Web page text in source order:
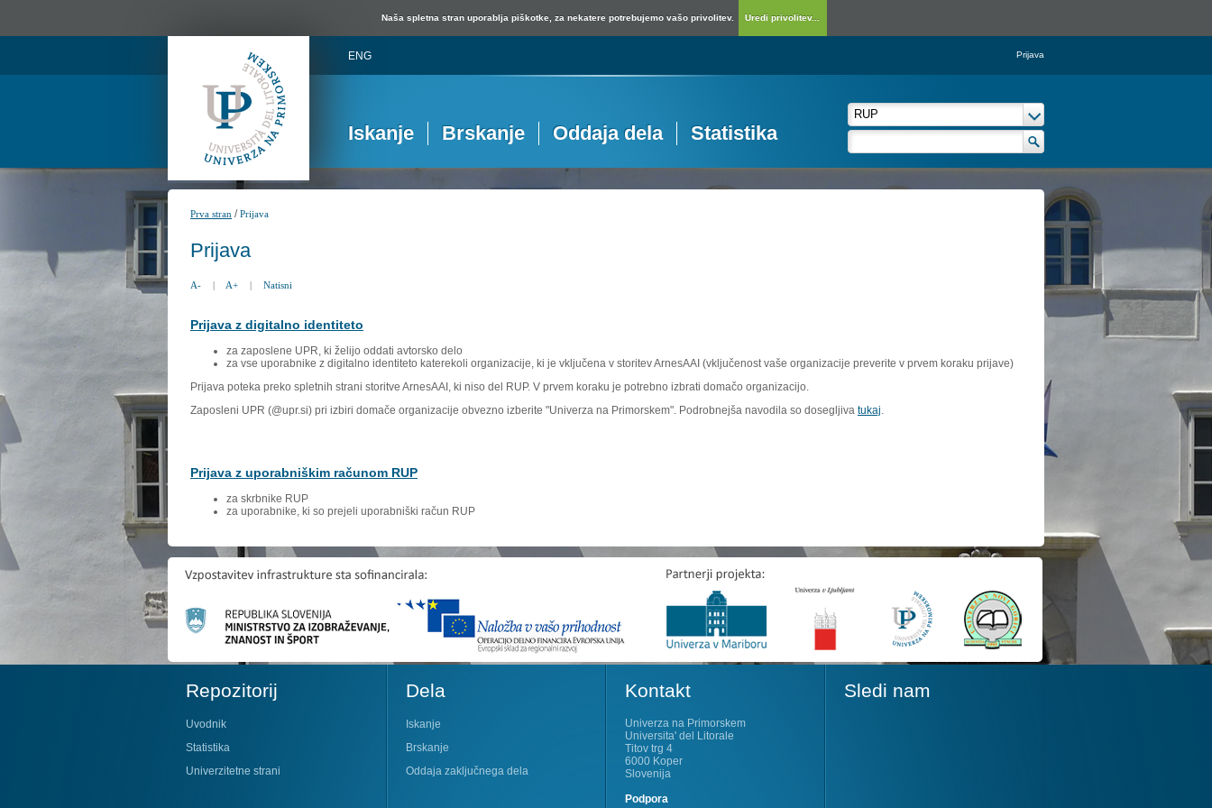
Naša spletna stran uporablja piškotke, za nekatere potrebujemo vašo privolitev. Uredi privolitev...
ENG Prijava
Iskanje Brskanje Oddaja dela Statistika
Prva stran /Prijava
Prijava
A- | A+ | Natisni
Prijava z digitalno identiteto
za zaposlene UPR, ki želijo oddati avtorsko delo
za vse uporabnike z digitalno identiteto katerekoli organizacije, ki je vključena v storitev ArnesAAI (vključenost vaše organizacije preverite v prvem koraku prijave)
Prijava poteka preko spletnih strani storitve ArnesAAI, ki niso del RUP. V prvem koraku je potrebno izbrati domačo organizacijo.
Zaposleni UPR (@upr.si) pri izbiri domače organizacije obvezno izberite "Univerza na Primorskem". Podrobnejša navodila so dosegljiva tukaj
Prijava z uporabniškim računom RUP
za skrbnike RUP
za uporabnike, ki so prejeli uporabniški račun RUP
Repozitorij
Uvodnik
Statistika
Univerzitetne strani
Dela
Iskanje
Brskanje
Oddaja zaključnega dela
Kontakt
Univerza na Primorskem
Universita' del Litorale
Titov trg 4
6000 Koper
Slovenija
Podpora
Sledi nam